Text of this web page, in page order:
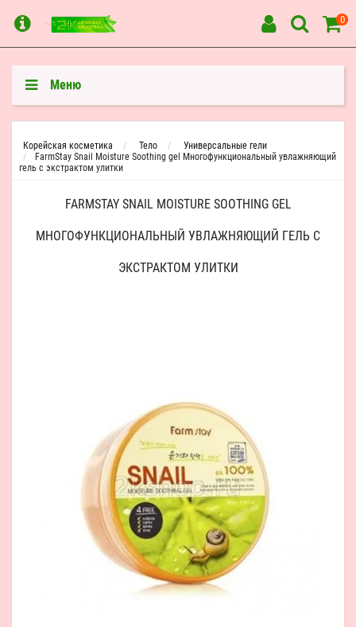
0
Меню
Корейская косметика Тело
Универсальные гели
FarmStay Snail Moisture Soothing gel Многофункциональный увлажняющий
гель с экстрактом улитки
FARMSTAY SNAIL MOISTURE SOOTHING GEL
МНОГОФУНКЦИОНАЛЬНЫЙ УВЛАЖНЯЮЩИЙ ГЕЛЬ С
ЭКСТРАКТОМ УЛИТКИ